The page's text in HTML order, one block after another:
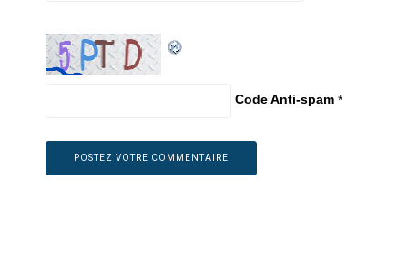
Code Anti-spam *